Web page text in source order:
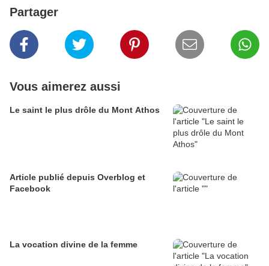
Partager
Vous aimerez aussi
Le saint le plus drôle du Mont Athos
Article publié depuis Overblog et
Facebook
La vocation divine de la femme